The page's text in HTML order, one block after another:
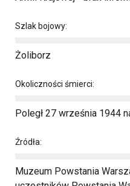
Szlak bojowy:
Żoliborz
Okoliczności śmierci:
Poległ 27 września 1944
Źródła:
Muzeum Powstania